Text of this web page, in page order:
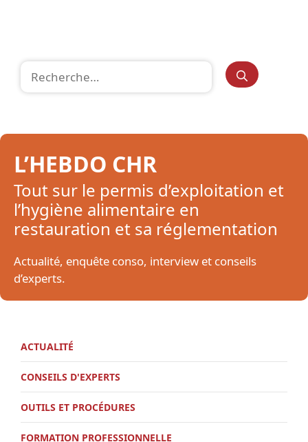
L’HEBDO CHR
Tout sur le permis d’exploitation et
l’hygiène alimentaire en
restauration et sa réglementation
Actualité, enquête conso, interview et conseils
d’experts.
ACTUALITÉ
CONSEILS D'EXPERTS
OUTILS ET PROCÉDURES
FORMATION PROFESSIONNELLE